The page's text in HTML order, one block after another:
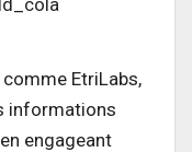
EtriLabs,
informations
engageant